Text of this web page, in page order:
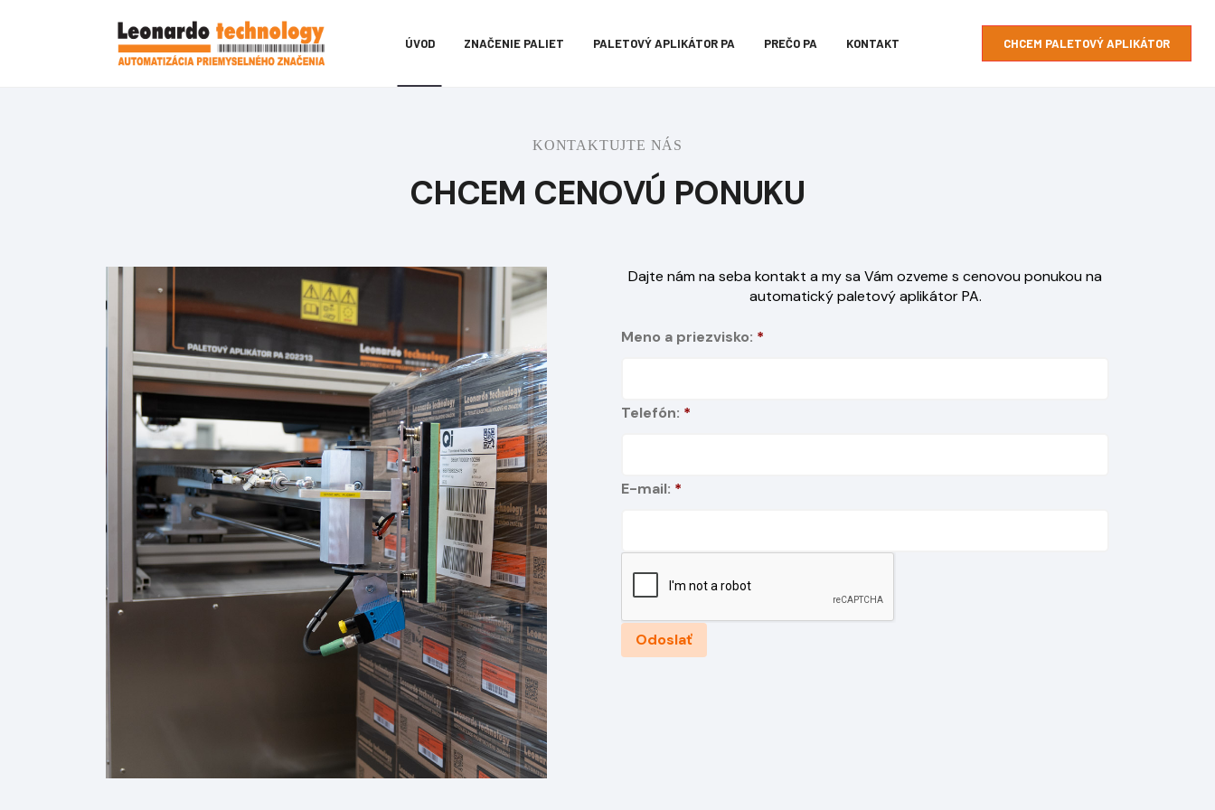
ÚVOD ZNAČENIE PALIET PALETOVÝ APLIKÁTOR PA PREČO PA KONTAKT CHCEM PALETOVÝ APLIKÁTOR
KONTAKTUJTE NÁS
CHCEM CENOVÚ PONUKU
Dajte nám na seba kontakt a my sa Vám ozveme s cenovou ponukou na
automatický paletový aplikátor PA.
Meno a priezvisko: *
Telefón: *
E-mail: *
Odoslať